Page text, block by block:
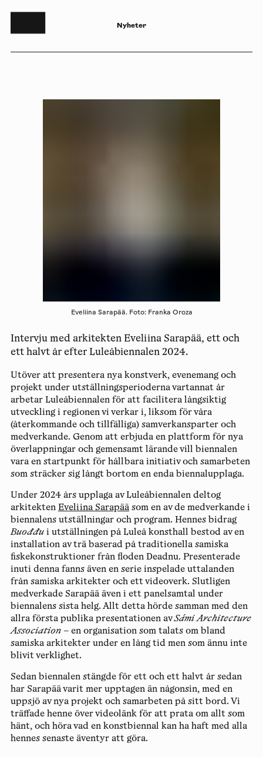
Nyheter
Eveliina Sarapää. Foto: Franka Oroza
Intervju med arkitekten Eveliina Sarapää, ett och
ett halvt år efter Luleåbiennalen 2024.
Utöver att presentera nya konstverk, evenemang och
projekt under utställningsperioderna vartannat år
arbetar Luleåbiennalen för att facilitera långsiktig
utveckling i regionen vi verkar i, liksom för våra
(återkommande och tillfälliga) samverkansparter och
medverkande. Genom att erbjuda en plattform för nya
överlappningar och gemensamt lärande vill biennalen
vara en startpunkt för hållbara initiativ och samarbeten
som sträcker sig långt bortom en enda biennalupplaga.
Under 2024 års upplaga av Luleåbiennalen deltog
arkitekten Eveliina Sarapääsom en av de medverkande i
biennalens utställningar och program. Hennes bidrag
Buođđu i utställningen på Luleå konsthall bestod av en
installation av trä baserad på traditionella samiska
fiskekonstruktioner från floden Deadnu. Presenterade
inuti denna fanns även en serie inspelade uttalanden
från samiska arkitekter och ett videoverk. Slutligen
medverkade Sarapää även i ett panelsamtal under
biennalens sista helg. Allt detta hörde samman med den
allra första publika presentationen avSámi Architecture
Association– en organisation som talats om bland
samiska arkitekter under en lång tid men som ännu inte
blivit verklighet.
Sedan biennalen stängde för ett och ett halvt år sedan
har Sarapää varit mer upptagen än någonsin, med en
uppsjö av nya projekt och samarbeten på sitt bord. Vi
träffade henne över videolänk för att prata om allt som
hänt, och höra vad en konstbiennal kan ha haft med alla
hennes senaste äventyr att göra.